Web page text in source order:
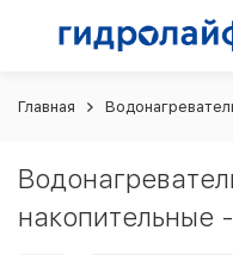
Главная
накопительные